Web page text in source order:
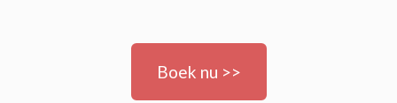
Boek nu >>